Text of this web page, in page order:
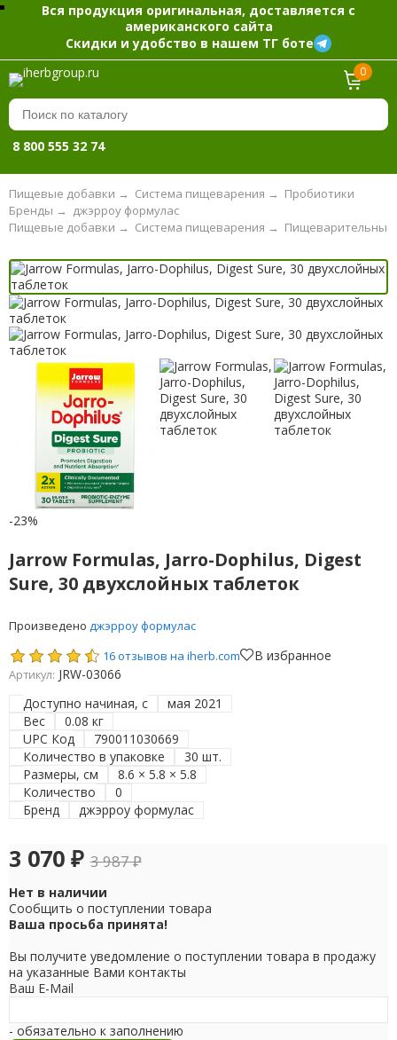
Вся продукция оригинальная, доставляется с
американского сайта
Скидки и удобство в нашем ТГ боте
0
8 800 555 32 74
Пищевые добавки → Система пищеварения → Пробиотики
джэрроу формулас
Бренды →
Система пищеварения →
Пищевые добавки →
-23%
Jarrow Formulas, Jarro-Dophilus, Digest
Sure, 30 двухслойных таблеток
Произведено джэрроу формулас
16 отзывов на iherb.com
В избранное
Артикул: JRW-03066
Доступно начиная, с
мая 2021
Вес
0.08 кг
UPC Код
790011030669
Количество в упаковке
30 шт.
Размеры, см
8.6 × 5.8 × 5.8
Количество
0
Бренд
джэрроу формулас
3 070 ₽ 3 987₽
Нет в наличии
Сообщить о поступлении товара
Ваша просьба принята!
Вы получите уведомление о поступлении товара в продажу
на указанные Вами контакты
Ваш E-Mail
- обязательно к заполнению